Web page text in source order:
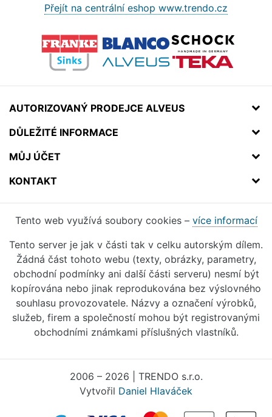
Přejít na centrální eshop www.trendo.cz
AUTORIZOVANÝ PRODEJCE ALVEUS
DŮLEŽITÉ INFORMACE
MŮJ ÚČET
KONTAKT
Tento web využívá soubory cookies – více informací
Tento server je jak v části tak v celku autorským dílem.
Žádná část tohoto webu (texty, obrázky, parametry,
obchodní podmínky ani další části serveru) nesmí být
kopírována nebo jinak reprodukována bez výslovného
souhlasu provozovatele. Názvy a označení výrobků,
služeb, firem a společností mohou být registrovanými
obchodními známkami příslušných vlastníků.
2006 – 2026 | TRENDO s.r.o.
Vytvořil Daniel Hlaváček